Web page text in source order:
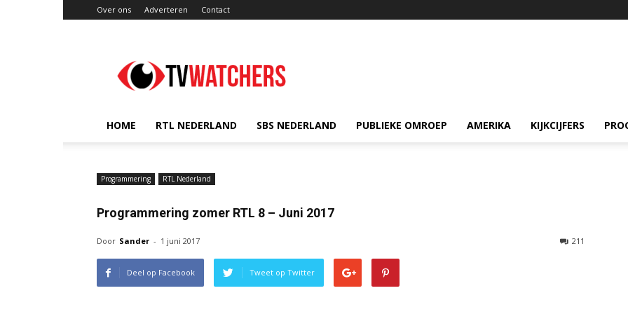
Over ons Adverteren Contact
HOME RTL NEDERLAND SBS NEDERLAND PUBLIEKE OMROEP AMERIKA KIJKCIJFERS
Programmering RTL Nederland
Programmering zomer RTL 8 – Juni 2017
Door Sander - 1 juni 2017 211
Deel op Facebook Tweet op Twitter